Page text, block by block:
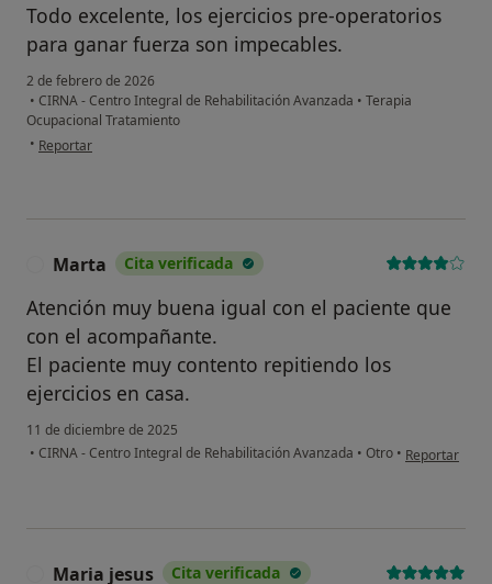
Todo excelente, los ejercicios pre-operatorios
para ganar fuerza son impecables.
2 de febrero de 2026
• CIRNA - Centro Integral de Rehabilitación Avanzada • Terapia
Ocupacional Tratamiento
• en opinión del usuario Mateo Fierro
Reportar
Marta Cita verificada
Atención muy buena igual con el paciente que
con el acompañante.
El paciente muy contento repitiendo los
ejercicios en casa.
11 de diciembre de 2025
• CIRNA - Centro Integral de Rehabilitación Avanzada • Otro • en opinión
Reportar
Maria jesus Cita verificada